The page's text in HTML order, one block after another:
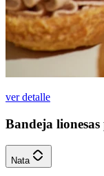
ver detalle
Bandeja
Nata